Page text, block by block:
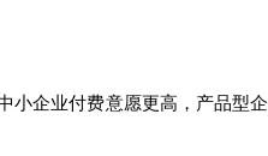
企业付费意愿更高，产品型